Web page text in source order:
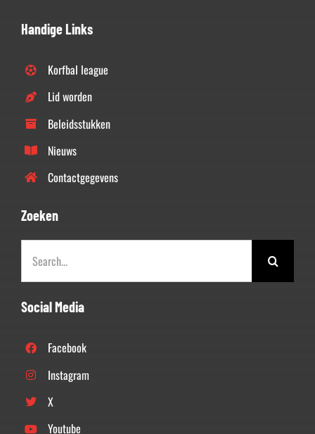
Handige Links
Korfbal league
Lid worden
Beleidsstukken
Nieuws
Contactgegevens
Zoeken
naar:
Social Media
Facebook
Instagram
X
Youtube